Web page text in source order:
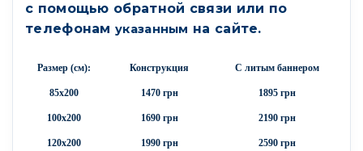
с помощью обратной связи или по
телефонам указанным на сайте.
Размер (см): Конструкция С литым баннером
85х200 1470 грн 1895 грн
100х200 1690 грн 2190 грн
120х200 1990 грн 2590 грн